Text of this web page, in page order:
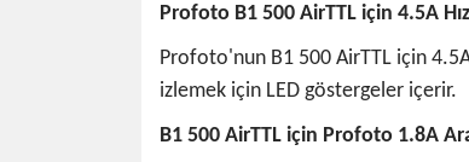
Profoto B1 500 AirTTL için 4.5A
Profoto'nun B1 500 AirTTL için
izlemek için LED göstergeler içerir.
B1 500 AirTTL için Profoto 1.8A